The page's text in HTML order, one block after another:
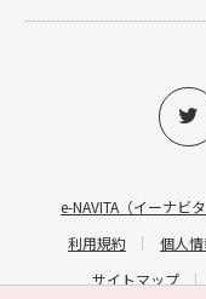
e-NAVITA（イーナビ
利用規約
個人
サイトマップ